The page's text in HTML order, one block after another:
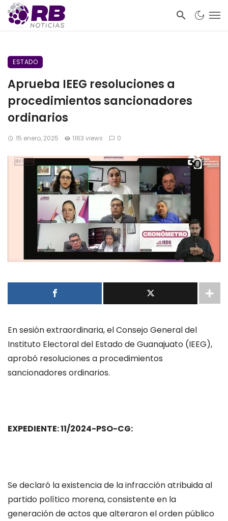
ESTADO
Aprueba IEEG resoluciones a
procedimientos sancionadores
ordinarios
15 enero, 2025 1163 views 0
En sesión extraordinaria, el Consejo General del
Instituto Electoral del Estado de Guanajuato (IEEG),
aprobó resoluciones a procedimientos
sancionadores ordinarios.
EXPEDIENTE: 11/2024-PSO-CG:
Se declaró la existencia de la infracción atribuida al
partido político morena, consistente en la
generación de actos que alteraron el orden público